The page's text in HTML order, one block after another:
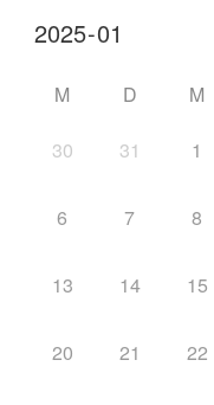
M D M
30 31 1
6 7 8
13 14 15
20 21 22